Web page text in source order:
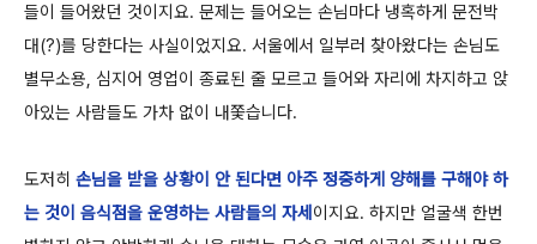
들이 들어왔던 것이지요. 문제는 들어오는 손님마다 냉혹하게 문전박
대(?)를 당한다는 사실이었지요. 서울에서 일부러 찾아왔다는 손님도
별무소용, 심지어 영업이 종료된 줄 모르고 들어와 자리에 차지하고 앉
아있는 사람들도 가차 없이 내쫓습니다.
도저히 손님을 받을 상황이 안 된다면 아주 정중하게 양해를 구해야 하
는 것이 음식점을 운영하는 사람들의 자세 이지요. 하지만 얼굴색 한번